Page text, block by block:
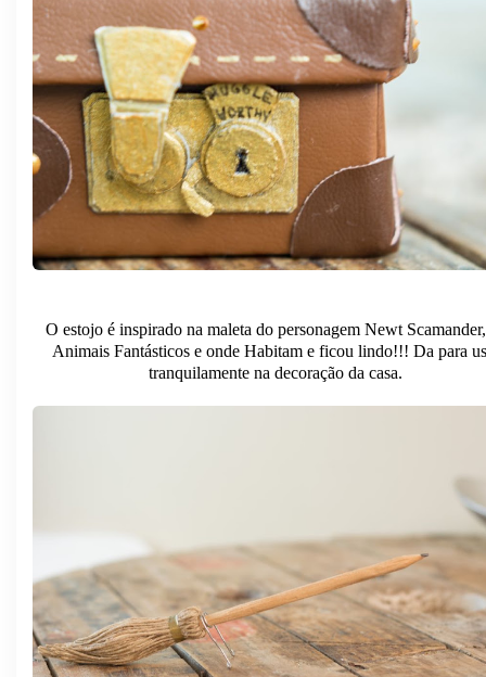
O estojo é inspirado na maleta do personagem Newt
Animais Fantásticos e onde Habitam e ficou lindo!!! Da para
tranquilamente na decoração da casa.